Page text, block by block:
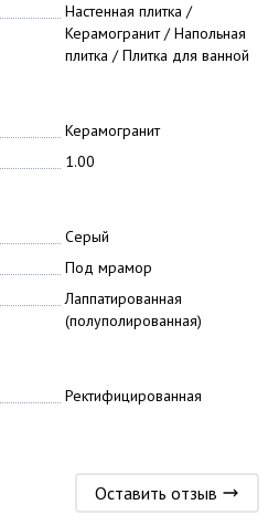
Настенная плитка /
Керамогранит / Напольная
плитка / Плитка для ванной
Керамогранит
1.00
Серый
Под мрамор
Лаппатированная
(полуполированная)
Ректифицированная
Оставить отзыв